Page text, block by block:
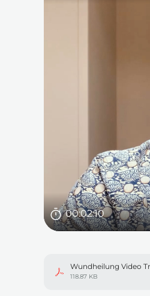
Dauer00:02:10
118.87 KB